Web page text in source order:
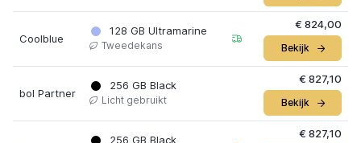
Coolblue
128 GB Ultramarine
Tweedekans
€ 824,00
Bekijk
bol Partner
256 GB Black
Licht gebruikt
€ 827,10
Bekijk
256 GB Black € 827,10